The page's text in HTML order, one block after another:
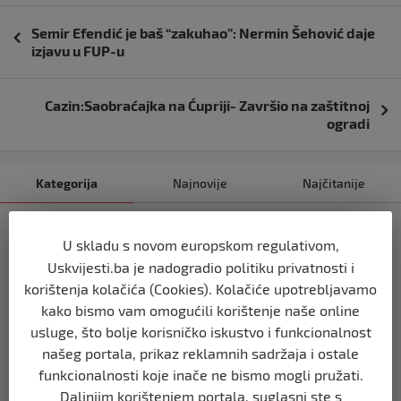
objava
Semir Efendić je baš “zakuhao”: Nermin Šehović daje
izjavu u FUP-u
Cazin:Saobraćajka na Ćupriji- Završio na zaštitnoj
ogradi
Kategorija Najnovije Najčitanije
VLADA MUSTAFE RUŽNIĆA PRED
POLITIČKIM KRAJEM?
prije 21 sat
USK
KOLIKO LI JE SVJETOVA UBIJENO U
SREBRENICI, VIŠEGRADU, BILJANIMA,
PRIJEDORU, KOZARCU?
U skladu s novom europskom regulativom,
Uskvijesti.ba je nadogradio politiku privatnosti i
korištenja kolačića (Cookies). Kolačiće upotrebljavamo
kako bismo vam omogućili korištenje naše online
usluge, što bolje korisničko iskustvo i funkcionalnost
našeg portala, prikaz reklamnih sadržaja i ostale
funkcionalnosti koje inače ne bismo mogli pružati.
Daljnjim korištenjem portala, suglasni ste s